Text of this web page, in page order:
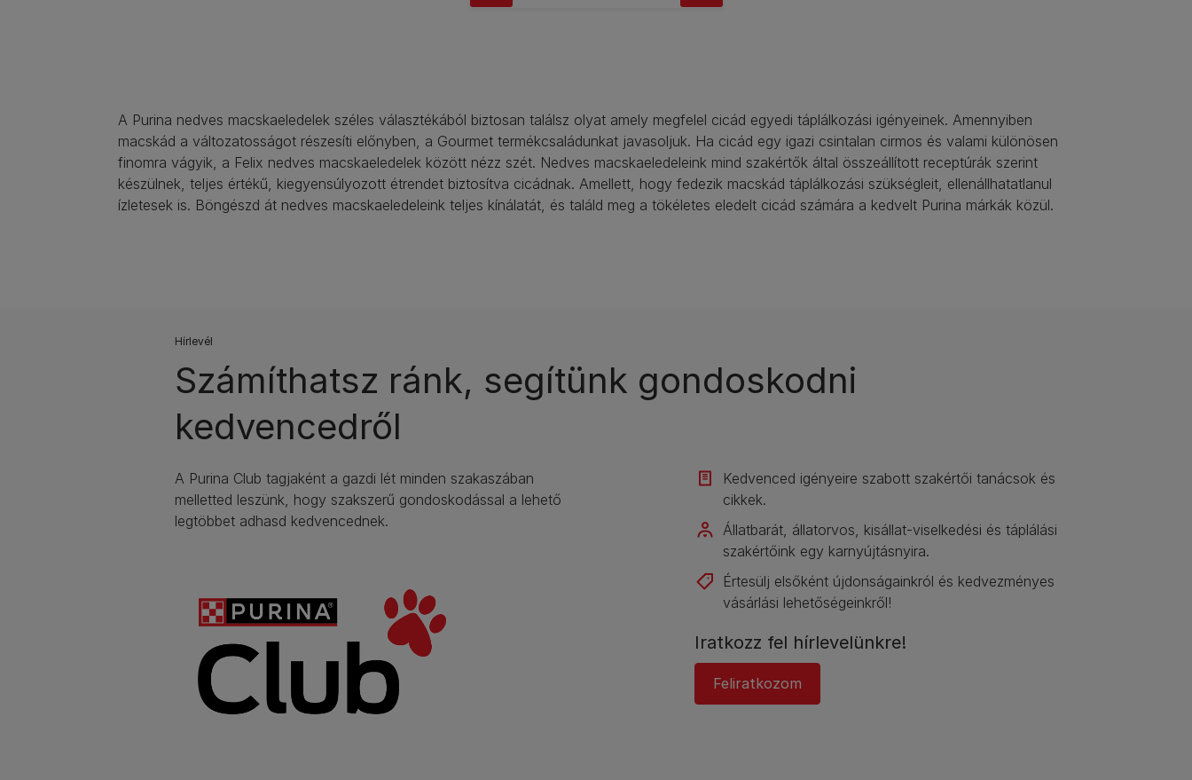
A Purina nedves macskaeledelek széles választékából biztosan találsz olyat amely megfelel cicád egyedi táplálkozási igényeinek. Amennyiben
macskád a változatosságot részesíti előnyben, a Gourmet termékcsaládunkat javasoljuk. Ha cicád egy igazi csintalan cirmos és valami különösen
finomra vágyik, a Felix nedves macskaeledelek között nézz szét. Nedves macskaeledeleink mind szakértők által összeállított receptúrák szerint
készülnek, teljes értékű, kiegyensúlyozott étrendet biztosítva cicádnak. Amellett, hogy fedezik macskád táplálkozási szükségleit, ellenállhatatlanul
ízletesek is. Böngészd át nedves macskaeledeleink teljes kínálatát, és találd meg a tökéletes eledelt cicád számára a kedvelt Purina márkák közül.
Hírlevél​
Számíthatsz ránk, segítünk gondoskodni
kedvencedről
A Purina Club tagjaként a gazdi lét minden szakaszában
melletted leszünk, hogy szakszerű gondoskodással a lehető
legtöbbet adhasd kedvencednek.​
Kedvenced igényeire szabott szakértői tanácsok és
cikkek.​
Állatbarát, állatorvos, kisállat-viselkedési és táplálási
szakértőink egy karnyújtásnyira.​
Értesülj elsőként újdonságainkról és kedvezményes
vásárlási lehetőségeinkről!​
Iratkozz fel hírlevelünkre!​
Feliratkozom